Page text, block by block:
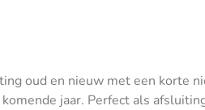
oud en nieuw met een korte
jaar. Perfect als